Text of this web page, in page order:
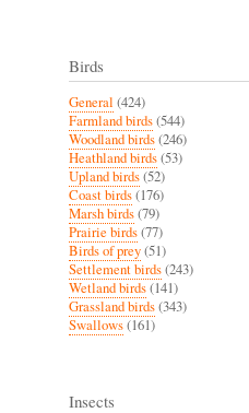
Birds
General (424)
Farmland birds(544)
Woodland birds(246)
Heathland birds(53)
Upland birds(52)
Coast birds(176)
Marsh birds(79)
Prairie birds(77)
Birds of prey(51)
Settlement birds(243)
Wetland birds(141)
Grassland birds(343)
Swallows(161)
Insects